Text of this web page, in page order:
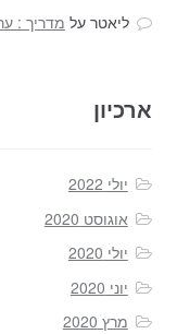
ליאטר על מדריך :
ארכיון
יולי 2022
אוגוסט 2020
יולי 2020
יוני 2020
מרץ 2020